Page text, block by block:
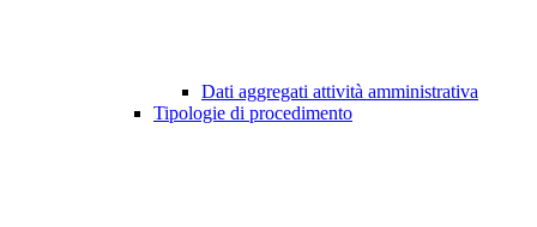
Dati aggregati attività amministrativa
Tipologie di procedimento